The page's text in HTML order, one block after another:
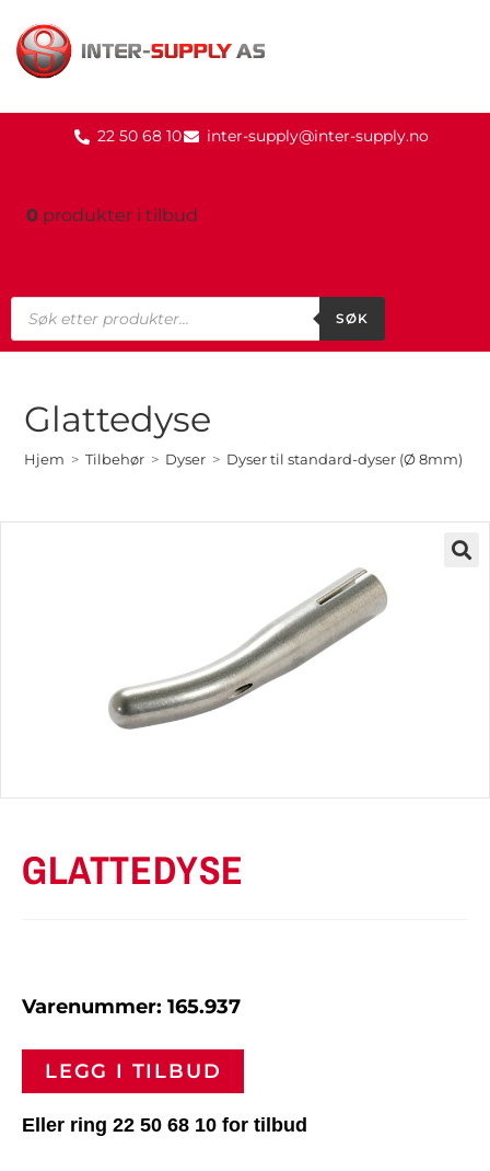
22 50 68 10 inter-supply@inter-supply.no
0 produkter i tilbud
SØK
Glattedyse
Hjem > Tilbehør > Dyser > Dyser til standard-dyser (Ø 8mm)
GLATTEDYSE
Varenummer: 165.937
LEGG I TILBUD
Eller ring 22 50 68 10 for tilbud